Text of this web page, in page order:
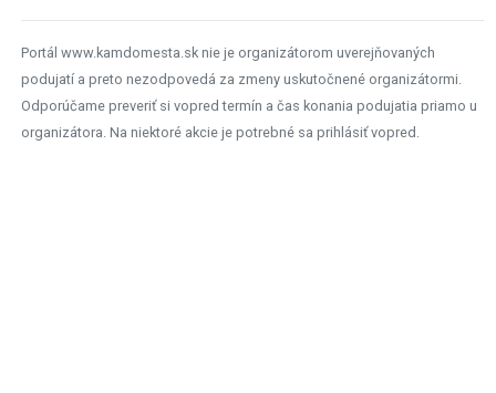
Portál www.kamdomesta.sk nie je organizátorom uverejňovaných
podujatí a preto nezodpovedá za zmeny uskutočnené organizátormi.
Odporúčame preveriť si vopred termín a čas konania podujatia priamo u
organizátora. Na niektoré akcie je potrebné sa prihlásiť vopred.